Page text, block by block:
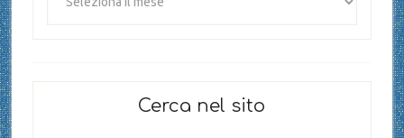
Cerca nel sito